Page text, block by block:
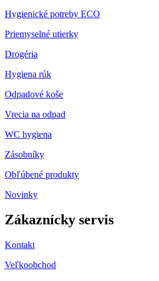
Hygienické potreby ECO
Priemyselné utierky
Drogéria
Hygiena rúk
Odpadové koše
Vrecia na odpad
WC hygiena
Zásobníky
Obľúbené produkty
Novinky
Zákaznícky servis
Kontakt
Veľkoobchod